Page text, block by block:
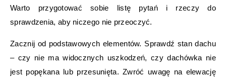
Warto przygotować sobie listę pytań i rzeczy do
sprawdzenia, aby niczego nie przeoczyć.
Zacznij od podstawowych elementów. Sprawdź stan dachu
– czy nie ma widocznych uszkodzeń, czy dachówka nie
jest popękana lub przesunięta. Zwróć uwagę na elewację